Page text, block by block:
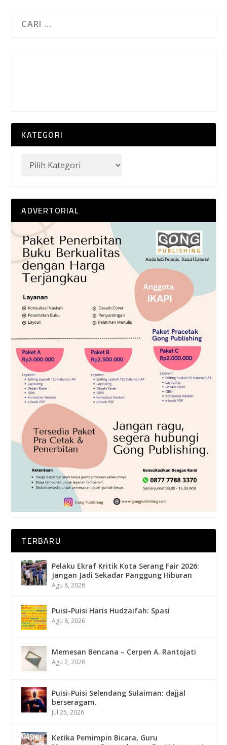
KATEGORI
ADVERTORIAL
TERBARU
Pelaku Ekraf Kritik Kota Serang Fair 2026:
Jangan Jadi Sekadar Panggung Hiburan
Agu 8, 2026
Puisi-Puisi Haris Hudzaifah: Spasi
Agu 8, 2026
Memesan Bencana – Cerpen A. Rantojati
Agu 2, 2026
Puisi-Puisi Selendang Sulaiman: dajjal
berseragam.
Jul 25, 2026
Ketika Pemimpin Bicara, Guru